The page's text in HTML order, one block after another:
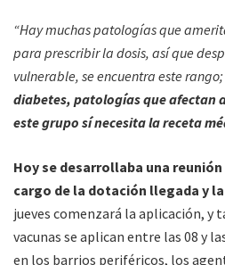
“Hay muchas patologías que
para prescribir la dosis, así que
vulnerable, se encuentra este rango;
diabetes, patologías que afectan
este grupo sí necesita la receta
Hoy se desarrollaba una
cargo de la dotación llegada y
jueves comenzará la aplicación, y
vacunas se aplican entre las 08 y
en los barrios periféricos, los